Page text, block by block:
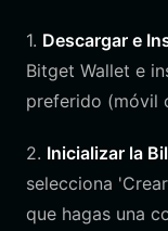
1. Descargar e
Bitget Wallet e
preferido (móvil
2. Inicializar la
selecciona
que hagas una